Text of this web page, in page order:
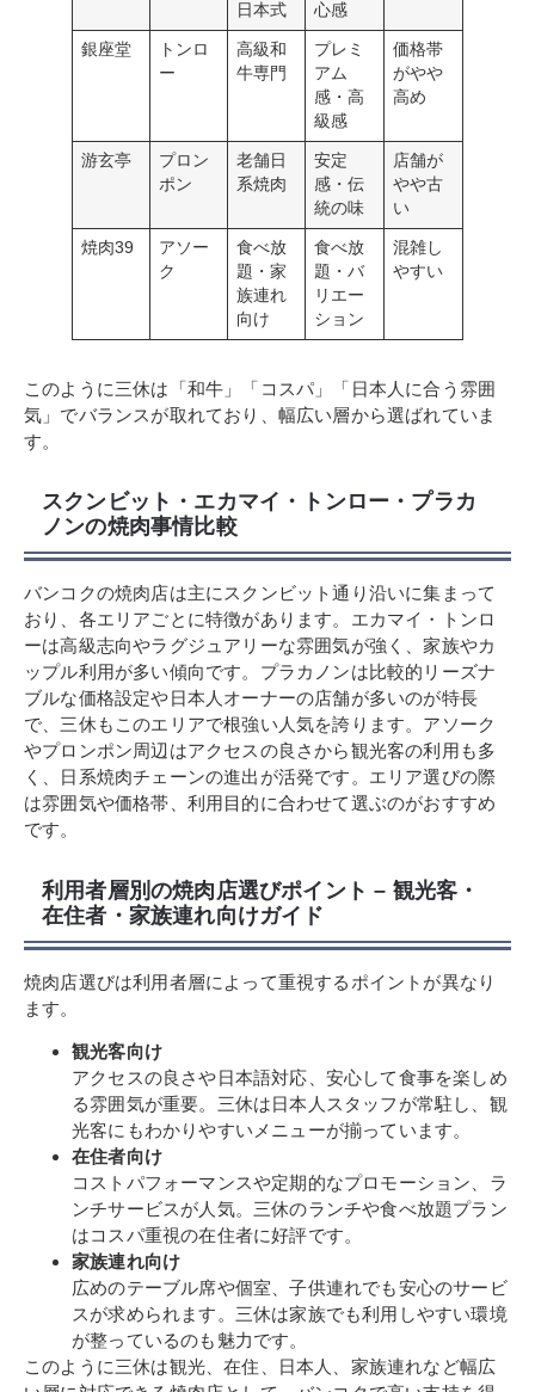
日本式 心感
銀座堂
トンロ
ー
高級和
牛専門
プレミ
アム
感・高
級感
価格帯
がやや
高め
游玄亭
プロン
ポン
老舗日
系焼肉
安定
感・伝
統の味
店舗が
やや古
い
焼肉39
アソー
ク
食べ放
題・家
族連れ
向け
食べ放
題・バ
リエー
ション
混雑し
やすい
このように三休は「和牛」「コスパ」「日本人に合う雰囲
気」でバランスが取れており、幅広い層から選ばれていま
す。
スクンビット・エカマイ・トンロー・プラカ
ノンの焼肉事情比較
バンコクの焼肉店は主にスクンビット通り沿いに集まって
おり、各エリアごとに特徴があります。エカマイ・トンロ
ーは高級志向やラグジュアリーな雰囲気が強く、家族やカ
ップル利用が多い傾向です。プラカノンは比較的リーズナ
ブルな価格設定や日本人オーナーの店舗が多いのが特長
で、三休もこのエリアで根強い人気を誇ります。アソーク
やプロンポン周辺はアクセスの良さから観光客の利用も多
く、日系焼肉チェーンの進出が活発です。エリア選びの際
は雰囲気や価格帯、利用目的に合わせて選ぶのがおすすめ
です。
利用者層別の焼肉店選びポイント – 観光客・
在住者・家族連れ向けガイド
焼肉店選びは利用者層によって重視するポイントが異なり
ます。
観光客向け
アクセスの良さや日本語対応、安心して食事を楽しめ
る雰囲気が重要。三休は日本人スタッフが常駐し、観
光客にもわかりやすいメニューが揃っています。
在住者向け
コストパフォーマンスや定期的なプロモーション、ラ
ンチサービスが人気。三休のランチや食べ放題プラン
はコスパ重視の在住者に好評です。
家族連れ向け
広めのテーブル席や個室、子供連れでも安心のサービ
スが求められます。三休は家族でも利用しやすい環境
が整っているのも魅力です。
このように三休は観光、在住、日本人、家族連れなど幅広